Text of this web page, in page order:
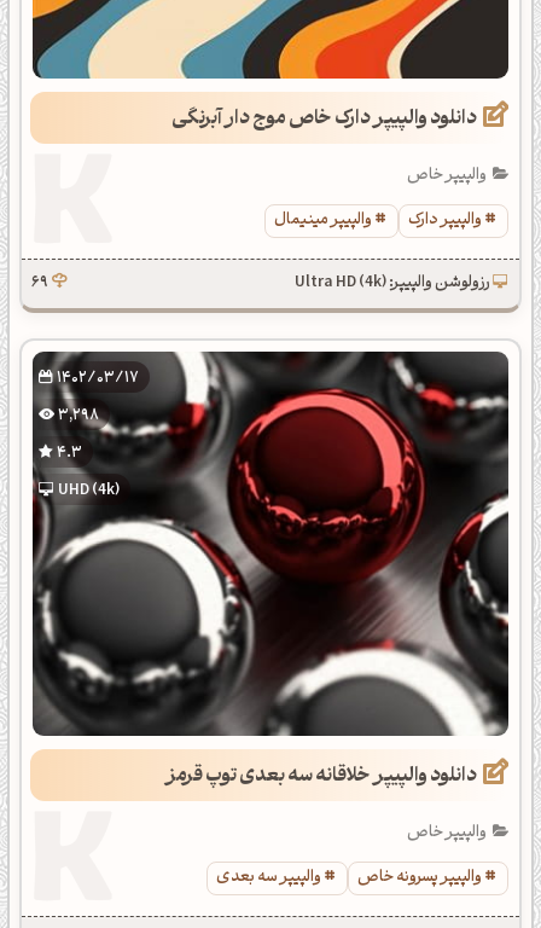
دانلود والپیپر دارک خاص موج دار آبرنگی
والپیپر خاص
والپیپر دارک
والپیپر مینیمال
رزولوشن والپیپر: Ultra HD (4k) 69
1402/03/17
3,298
4.3
UHD (4k)
دانلود والپیپر خلاقانه سه بعدی توپ قرمز
والپیپر خاص
والپیپر پسرونه خاص
والپیپر سه بعدی